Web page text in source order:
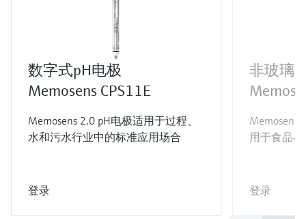
数字式pH电极
Memosens CPS11E
Memosens 2.0 pH电极适用于过程、
水和污水行业中的标准应用场合
登录
非玻璃
用于食品
登录